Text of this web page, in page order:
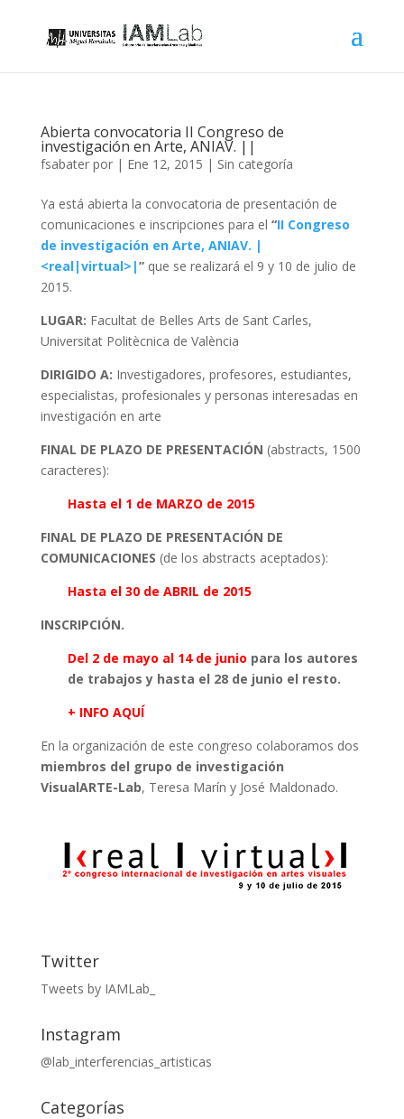
Abierta convocatoria II Congreso de
investigación en Arte, ANIAV. ||
fsabaterpor | Ene 12, 2015 | Sin categoría
Ya está abierta la convocatoria de presentación de
comunicaciones e inscripciones para el “II Congreso
de investigación en Arte, ANIAV. |
<real|virtual>|”que se realizará el 9 y 10 de julio de
2015.
LUGAR: Facultat de Belles Arts de Sant Carles,
Universitat Politècnica de València
DIRIGIDO A: Investigadores, profesores, estudiantes,
especialistas, profesionales y personas interesadas en
investigación en arte
FINAL DE PLAZO DE PRESENTACIÓN (abstracts, 1500
caracteres):
Hasta el 1 de MARZO de 2015
FINAL DE PLAZO DE PRESENTACIÓN DE
COMUNICACIONES (de los abstracts aceptados):
Hasta el 30 de ABRIL de 2015
INSCRIPCIÓN.
Del 2 de mayo al 14 de junio para los autores
de trabajos y hasta el 28 de junio el resto.
+ INFO AQUÍ
En la organización de este congreso colaboramos dos
miembros del grupo de investigación
VisualARTE-Lab, Teresa Marín y José Maldonado.
Twitter
Tweets by IAMLab_
Instagram
@lab_interferencias_artisticas
Categorías